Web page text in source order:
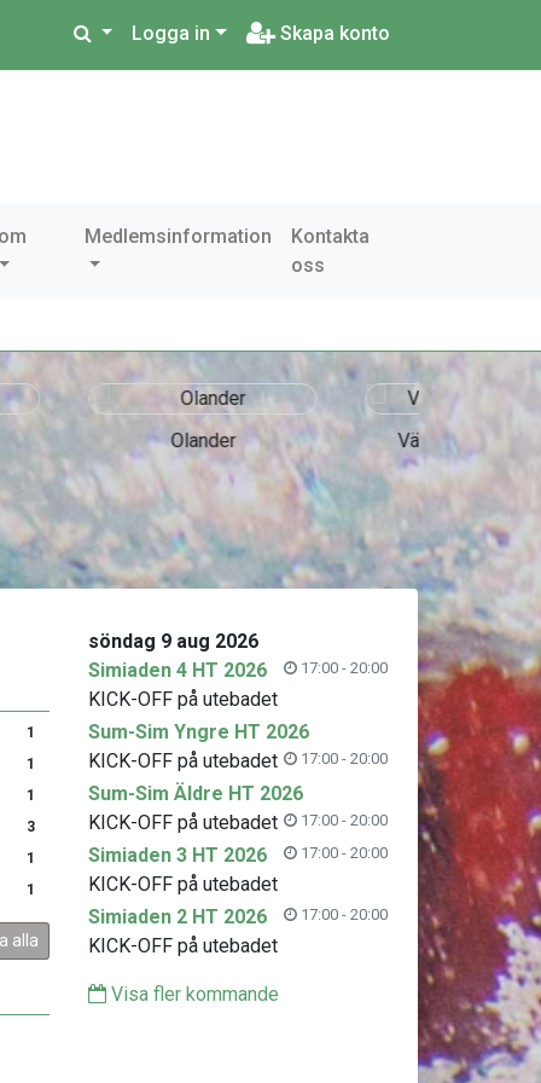
Logga in Skapa konto
Medlemsinformation
Kontakta
oss
Västerås tidtagning
1
1
1
3
1
1
alla
söndag 9 aug 2026
Simiaden 4 HT 2026
17:00 - 20:00
KICK-OFF på utebadet
Sum-Sim Yngre HT 2026
17:00 - 20:00
KICK-OFF på utebadet
Sum-Sim Äldre HT 2026
17:00 - 20:00
KICK-OFF på utebadet
Simiaden 3 HT 2026
17:00 - 20:00
KICK-OFF på utebadet
Simiaden 2 HT 2026
17:00 - 20:00
KICK-OFF på utebadet
Visa fler kommande